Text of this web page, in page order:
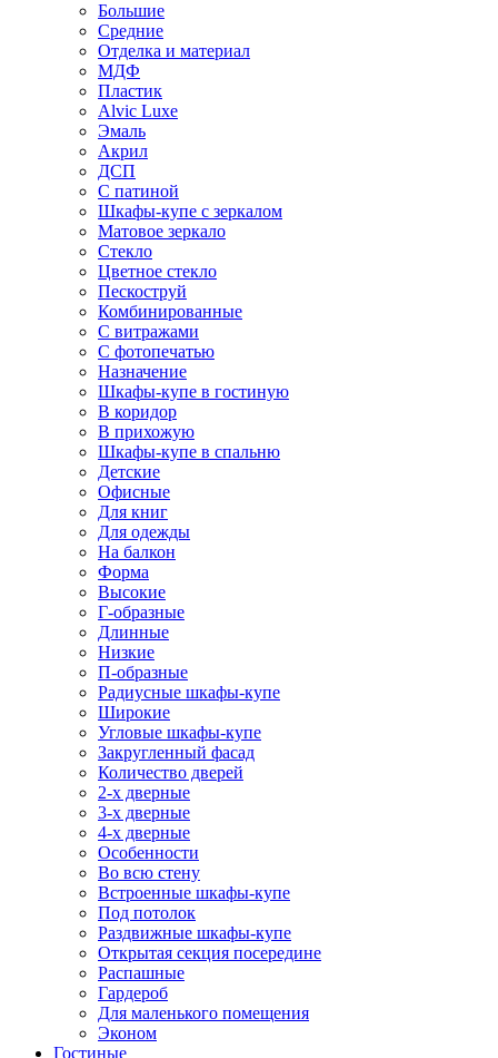
Большие
Средние
Отделка и материал
МДФ
Пластик
Alvic Luxe
Эмаль
Акрил
ДСП
С патиной
Шкафы-купе с зеркалом
Матовое зеркало
Стекло
Цветное стекло
Пескоструй
Комбинированные
С витражами
С фотопечатью
Назначение
Шкафы-купе в гостиную
В коридор
В прихожую
Шкафы-купе в спальню
Детские
Офисные
Для книг
Для одежды
На балкон
Форма
Высокие
Г-образные
Длинные
Низкие
П-образные
Радиусные шкафы-купе
Широкие
Угловые шкафы-купе
Закругленный фасад
Количество дверей
2-х дверные
3-х дверные
4-х дверные
Особенности
Во всю стену
Встроенные шкафы-купе
Под потолок
Раздвижные шкафы-купе
Открытая секция посередине
Распашные
Гардероб
Для маленького помещения
Эконом
Гостиные